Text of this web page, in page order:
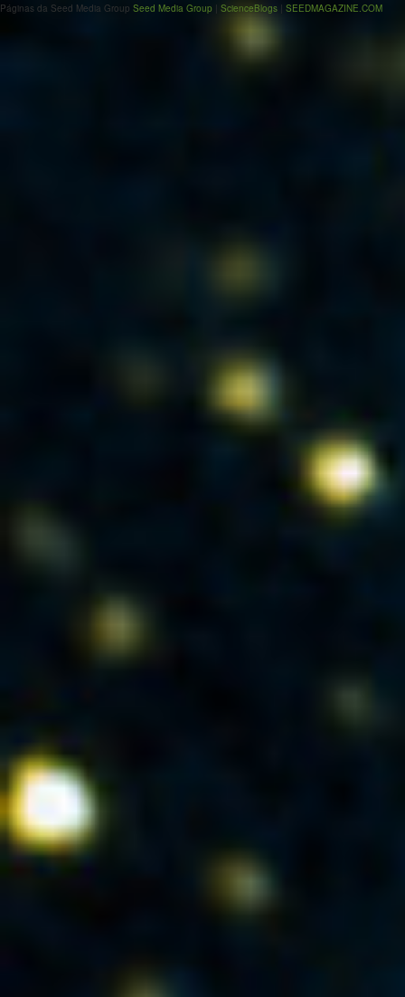
Páginas da Seed Media Group Seed Media Group | ScienceBlogs | SEEDMAGAZINE.COM